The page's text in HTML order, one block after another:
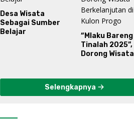
Desa Wisata
Sebagai Sumber
Belajar
“Mlaku Bareng
Tinalah 2025”,
Dorong Wisata
Selengkapnya